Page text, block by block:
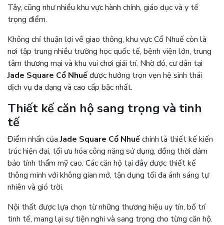
Tây, cũng như nhiều khu vực hành chính, giáo dục và y tế
trọng điểm.
Không chỉ thuận lợi về giao thông, khu vực Cổ Nhuế còn là
nơi tập trung nhiều trường học quốc tế, bệnh viện lớn, trung
tâm thương mại và khu vui chơi giải trí. Nhờ đó, cư dân tại
Jade Square Cổ Nhuếđược hưởng trọn vẹn hệ sinh thái
dịch vụ đa dạng và cao cấp bậc nhất.
Thiết kế căn hộ sang trọng và tinh
tế
Điểm nhấn củaJade Square Cổ Nhuếchính là thiết kế kiến
trúc hiện đại, tối ưu hóa công năng sử dụng, đồng thời đảm
bảo tính thẩm mỹ cao. Các căn hộ tại đây được thiết kế
thông minh với không gian mở, tận dụng tối đa ánh sáng tự
nhiên và gió trời.
Nội thất được lựa chọn từ những thương hiệu uy tín, bố trí
tinh tế, mang lại sự tiện nghi và sang trọng cho từng căn hộ.